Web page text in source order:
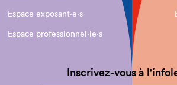
Espace exposant·e⋅s
Espace professionnel·le⋅s
Inscrivez-vous à